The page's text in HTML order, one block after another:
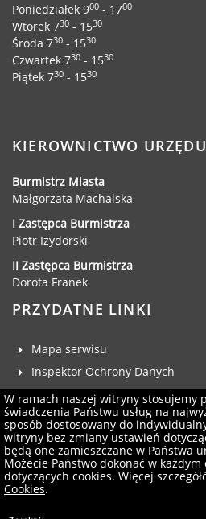
Poniedziałek 900 - 1700
Wtorek 730 - 1530
Środa 730 - 1530
Czwartek 730 - 1530
Piątek 730 - 1530
KIEROWNICTWO URZĘDU
Burmistrz Miasta
Małgorzata Machalska
I Zastępca Burmistrza
Piotr Izydorski
II Zastępca Burmistrza
Dorota Franek
PRZYDATNE LINKI
Mapa serwisu
Inspektor Ochrony Danych
Deklaracja dostępności
Klauzula RODO
Zgłoś uwagi
Administrator serwisu
Newsletter
W ramach naszej witryny stosujemy
świadczenia Państwu usług na
sposób dostosowany do
witryny bez zmiany ustawień
będą one zamieszczane w Państwa
Możecie Państwo dokonać w
dotyczących cookies. Więcej
Cookies.